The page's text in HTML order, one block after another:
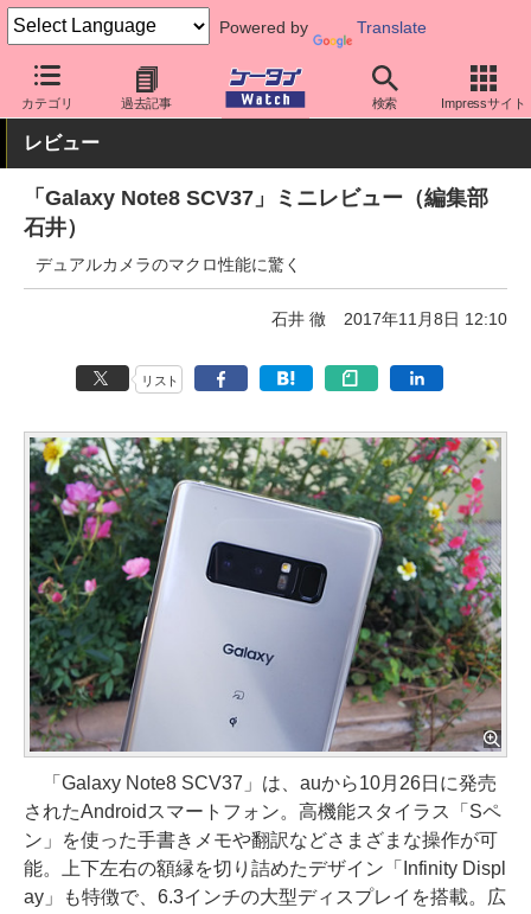
Powered by Translate
カテゴリ 過去記事 検索 Impressサイト
ケータイ Watch キャリア au Galaxy
レビュー
「Galaxy Note8 SCV37」ミニレビュー（編集部
石井）
デュアルカメラのマクロ性能に驚く
石井 徹 2017年11月8日 12:10
リスト
「Galaxy Note8 SCV37」は、auから10月26日に発売
されたAndroidスマートフォン。高機能スタイラス「Sペ
ン」を使った手書きメモや翻訳などさまざまな操作が可
能。上下左右の額縁を切り詰めたデザイン「Infinity Displ
ay」も特徴で、6.3インチの大型ディスプレイを搭載。広